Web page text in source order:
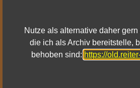
Sie singen Lieder von
hat jemals meine Türen
Nutze als alternative daher
die ich als Archiv bereitstelle,
behoben sind: https://